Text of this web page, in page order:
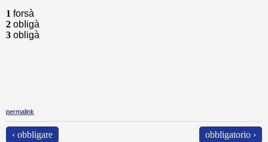
1 forsà
2 obIigà
3 obligà
permalink
‹ obbligare obbligatorio ›